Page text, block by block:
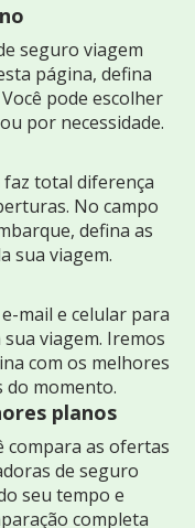
seguro viagem
página, defina
pode escolher
por necessidade.
faz total diferença
No campo
defina as
sua viagem.
mail e celular para
viagem. Iremos
com os melhores
do momento.
planos
compara as ofertas
de seguro
seu tempo e
completa